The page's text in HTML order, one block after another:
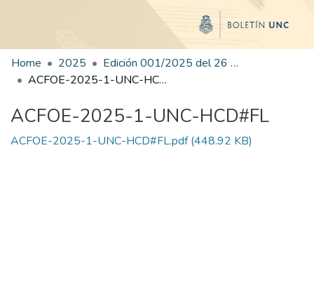
Home 2025
Edición 001/2025 del 26 de mayo de 2025
ACFOE-2025-1-UNC-HCD#FL
ACFOE-2025-1-UNC-HCD#FL
ACFOE-2025-1-UNC-HCD#FL.pdf(448.92 KB)